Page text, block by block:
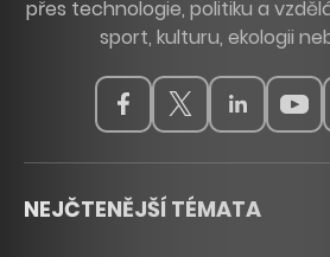
přes technologie, politiku a
sport, kulturu, ekologii
NEJČTENĚJŠÍ TÉMATA